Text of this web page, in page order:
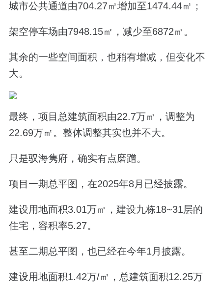
城市公共通道由704.27㎡增加至1474.44㎡；
架空停车场由7948.15㎡，减少至6872㎡。
其余的一些空间面积，也稍有增减，但变化不
大。
最终，项目总建筑面积由22.7万㎡，调整为
22.69万㎡。整体调整其实也并不大。
只是驭海隽府，确实有点磨蹭。
项目一期总平图，在2025年8月已经披露。
建设用地面积3.01万㎡，建设九栋18~31层的
住宅，容积率5.27。
甚至二期总平图，也已经在今年1月披露。
建设用地面积1.42万/㎡，总建筑面积12.25万